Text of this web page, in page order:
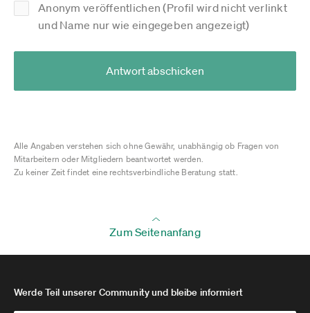
Anonym veröffentlichen (Profil wird nicht verlinkt
und Name nur wie eingegeben angezeigt)
Antwort abschicken
Alle Angaben verstehen sich ohne Gewähr, unabhängig ob Fragen von
Mitarbeitern oder Mitgliedern beantwortet werden.
Zu keiner Zeit findet eine rechtsverbindliche Beratung statt.
Zum Seitenanfang
Werde Teil unserer Community und bleibe informiert